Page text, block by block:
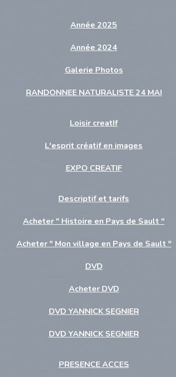
Année 2025
Année 2024
Galerie Photos
RANDONNEE NATURALISTE 24 MAI
Loisir creatIf
L'esprit créatif en images
EXPO CREATIF
Descriptif et tarifs
Acheter " Histoire en Pays de Sault "
Acheter " Mon village en Pays de Sault "
DVD
Acheter DVD
DVD YANNICK SEGNIER
DVD YANNICK SEGNIER
PRESENCE ACCES